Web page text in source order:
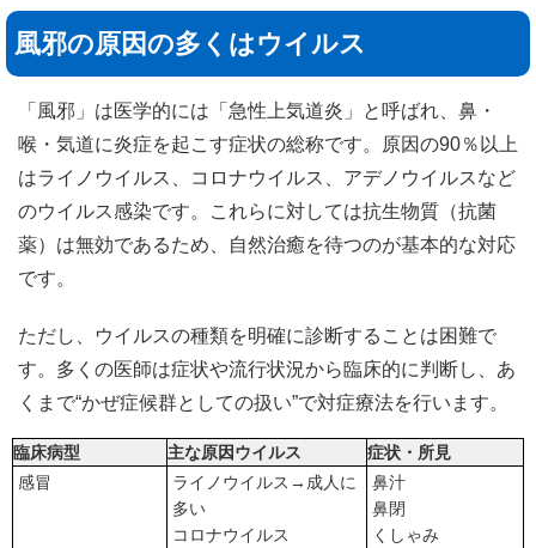
風邪の原因の多くはウイルス
「風邪」は医学的には「急性上気道炎」と呼ばれ、鼻・
喉・気道に炎症を起こす症状の総称です。原因の90％以上
はライノウイルス、コロナウイルス、アデノウイルスなど
のウイルス感染です。これらに対しては抗生物質（抗菌
薬）は無効であるため、自然治癒を待つのが基本的な対応
です。
ただし、ウイルスの種類を明確に診断することは困難で
す。多くの医師は症状や流行状況から臨床的に判断し、あ
くまで“かぜ症候群としての扱い”で対症療法を行います。
臨床病型 主な原因ウイルス
症状・所見
感冒
ライノウイルス→成人に
多い
コロナウイルス
鼻汁
鼻閉
くしゃみ